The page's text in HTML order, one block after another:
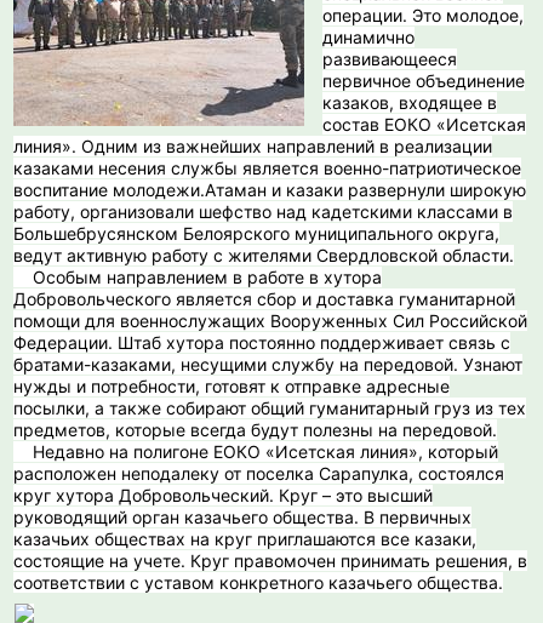
операции. Это молодое,
динамично
развивающееся
первичное объединение
казаков, входящее в
состав ЕОКО «Исетская
линия». Одним из важнейших направлений в реализации
казаками несения службы является военно-патриотическое
воспитание молодежи.Атаман и казаки развернули широкую
работу, организовали шефство над кадетскими классами в
Большебрусянском Белоярского муниципального округа,
ведут активную работу с жителями Свердловской области.
Особым направлением в работе в хутора
Добровольческого является сбор и доставка гуманитарной
помощи для военнослужащих Вооруженных Сил Российской
Федерации. Штаб хутора постоянно поддерживает связь с
братами-казаками, несущими службу на передовой. Узнают
нужды и потребности, готовят к отправке адресные
посылки, а также собирают общий гуманитарный груз из тех
предметов, которые всегда будут полезны на передовой.
Недавно на полигоне ЕОКО «Исетская линия», который
расположен неподалеку от поселка Сарапулка, состоялся
круг хутора Добровольческий. Круг – это высший
руководящий орган казачьего общества. В первичных
казачьих обществах на круг приглашаются все казаки,
состоящие на учете. Круг правомочен принимать решения, в
соответствии с уставом конкретного казачьего общества.